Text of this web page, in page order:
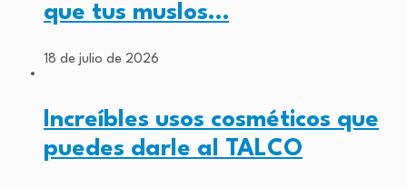
que tus muslos…
18 de julio de 2026
Increíbles usos cosméticos que
puedes darle al TALCO